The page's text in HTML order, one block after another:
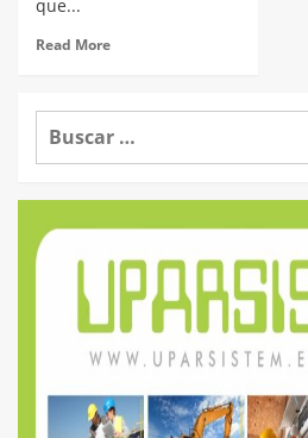
que...
Read More
Buscar: